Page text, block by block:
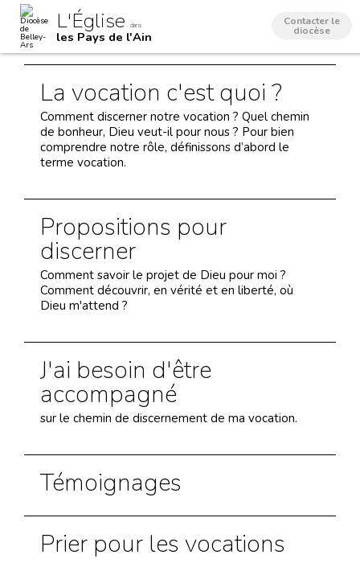
contenu.
Outils
personnels
L'Église dans
les Pays de l'Ain
Contacter le
diocèse
La vocation c'est quoi ?
Comment discerner notre vocation ? Quel chemin
de bonheur, Dieu veut-il pour nous ? Pour bien
comprendre notre rôle, définissons d’abord le
terme vocation.
Propositions pour
discerner
Comment savoir le projet de Dieu pour moi ?
Comment découvrir, en vérité et en liberté, où
Dieu m'attend ?
J'ai besoin d'être
accompagné
sur le chemin de discernement de ma vocation.
Témoignages
Prier pour les vocations